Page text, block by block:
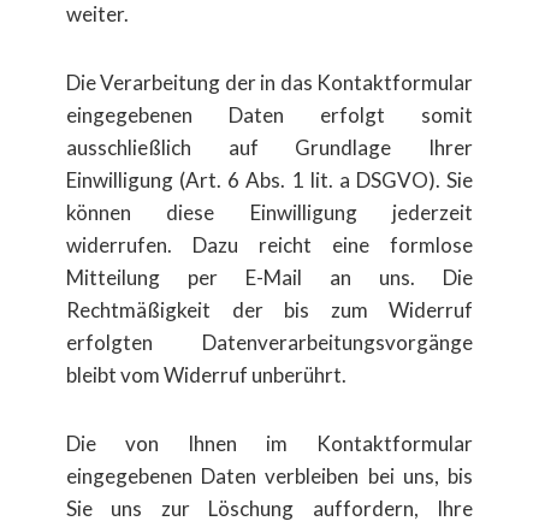
weiter.
Die Verarbeitung der in das Kontaktformular
eingegebenen Daten erfolgt somit
ausschließlich auf Grundlage Ihrer
Einwilligung (Art. 6 Abs. 1 lit. a DSGVO). Sie
können diese Einwilligung jederzeit
widerrufen. Dazu reicht eine formlose
Mitteilung per E-Mail an uns. Die
Rechtmäßigkeit der bis zum Widerruf
erfolgten Datenverarbeitungsvorgänge
bleibt vom Widerruf unberührt.
Die von Ihnen im Kontaktformular
eingegebenen Daten verbleiben bei uns, bis
Sie uns zur Löschung auffordern, Ihre